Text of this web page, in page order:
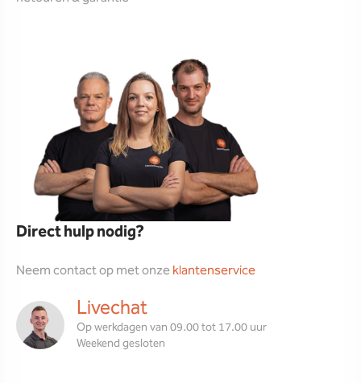
Direct hulp nodig?
Neem contact op met onzeklantenservice
Livechat
Op werkdagen van 09.00 tot 17.00 uur
Weekend gesloten